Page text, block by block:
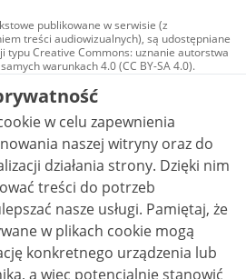
publikowane w serwisie (z
treści audiowizualnych), są udostępniane
typu Creative Commons: uznanie autorstwa
warunkach 4.0 (CC BY-SA 4.0).
audiowizualne, w tym zdjęcia, materiały
są udostępniane na licencji typu
uznanie autorstwa użycie
- bez utworów zależnych 4.0 (CC BY-
o ile nie jest to stwierdzone inaczej.
w celu zapewnienia
naszej witryny oraz do
strony. Dzięki nim
treści do potrzeb
usługi. Pamiętaj, że
w plikach cookie mogą
konkretnego urządzenia lub
a więc potencjalnie stanowić